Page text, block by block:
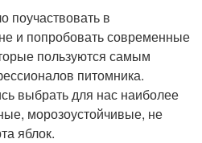
поучаствовать в
и попробовать современные
пользуются самым
питомника.
выбрать для нас наиболее
морозоустойчивые, не
яблок.